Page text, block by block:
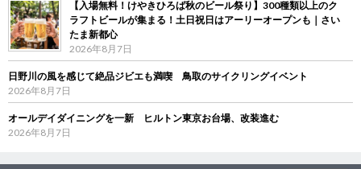
【入場無料！けやきひろば秋のビール祭り】300種類以上のク
ラフトビールが集まる！土日祝日はアーリーオープンも｜さい
たま新都心
2026年8月7日
日野川の風を感じて絶品ジビエも満喫 鳥取のサイクリングイベント
2026年8月7日
オールデイダイニングを一新 ヒルトン東京お台場、改装進む
2026年8月7日